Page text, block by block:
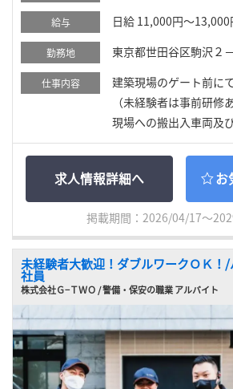
給与 日給 11,000円～13,000
勤務地 東京都世田谷区駒沢２
仕事内容
建築現場のゲート前に
（未経験者は事前研修
現場への搬出入車両及
求人情報詳細へ お
掲載期間：2026/04/17～
未経験者大歓迎！ダブルワークＯＫ！
社員
株式会社Ｇ−ＴＷＯ / 警備・保安の職業 アルバイト